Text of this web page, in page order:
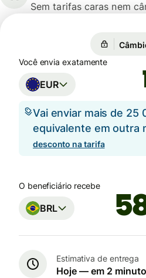
Sem tarifas caras nem
Você envia exatamente
EUR
Vai enviar mais de 25
equivalente em outra
desconto na tarifa
O beneficiário recebe
BRL
Estimativa de entrega
Hoje — em 2